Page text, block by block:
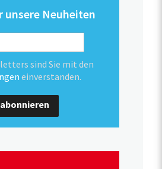
unsere Neuheiten
sind Sie mit den
einverstanden.